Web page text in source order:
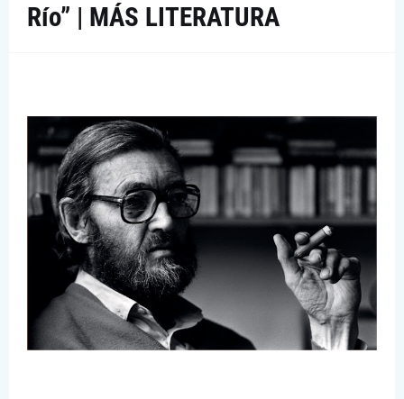
Río” | MÁS LITERATURA